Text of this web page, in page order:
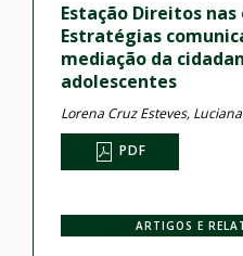
Estação Direitos
Estratégias
mediação da
adolescentes
Lorena Cruz Esteves,
PDF
ARTIGOS E